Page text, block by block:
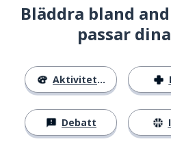
Bläddra bland
passar
Aktiviteter
Debatt